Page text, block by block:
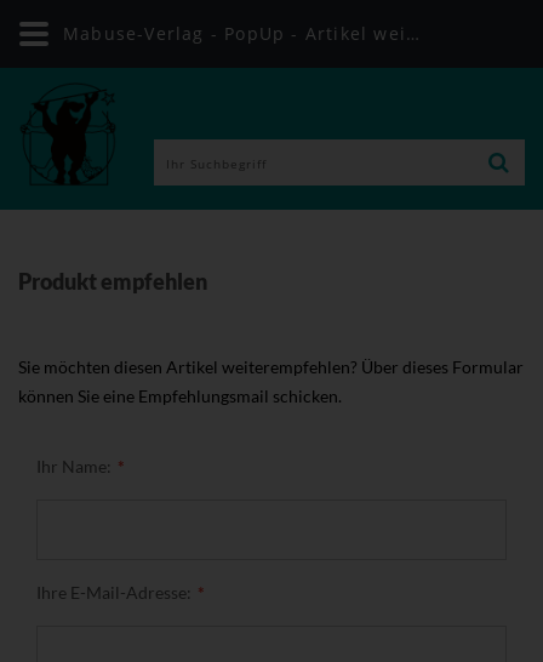
Produkt empfehlen
Sie möchten diesen Artikel weiterempfehlen? Über dieses Formular
können Sie eine Empfehlungsmail schicken.
Ihr Name:
Ihre E-Mail-Adresse:
Mabuse-Verlag - PopUp - Artikel weiterempfehlen